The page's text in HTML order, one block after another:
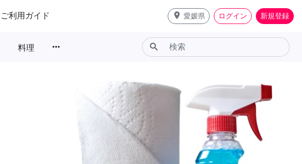
ご利用ガイド place 愛媛県 ログイン 新規登録
料理 more_horiz search